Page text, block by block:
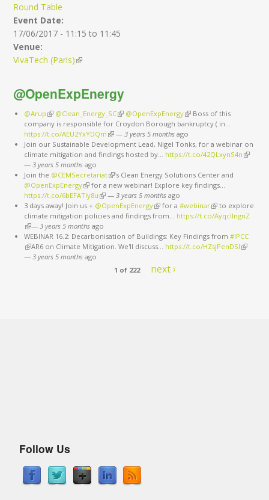
Round Table
Event Date:
17/06/2017 - 11:15 to 11:45
Venue:
VivaTech (Paris)(link is external)
@OpenExpEnergy
@Arup (link is external)
@Clean_Energy_SC(link is external)
@OpenExpEnergy(link is external)
Boss of this
company is responsible for Croydon Borough bankruptcy ( in…
https://t.co/AEU2YxYDQm (link is external)
— 3 years 5 monthsago
Join our Sustainable Development Lead, Nigel Tonks, for a webinar on
climate mitigation and findings hosted by… https://t.co/42QLxynS4n (link is
— 3 years 5 monthsago
Join the @CEMSecretariat(link is external)
’s Clean Energy Solutions Center and
@OpenExpEnergy(link is external)
for a new webinar! Explore key findings…
https://t.co/6bEFATIy8u (link is external)
— 3 years 5 monthsago
3 days away! Join us + @OpenExpEnergy(link is external)
for a #webinar(link is external)
to explore
climate mitigation policies and findings from… https://t.co/AyqcllngnZ
(link is external)
— 3 years 5 monthsago
WEBINAR 16.2: Decarbonisation of Buildings: Key Findings from #IPCC
(link is external)
AR6 on Climate Mitigation. We'll discuss… https://t.co/HZsjPenDSI (link is
— 3 years 5 monthsago
1 of 222
next ›
Follow Us